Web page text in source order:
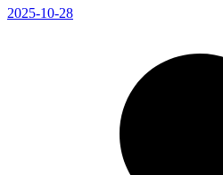
2025-10-28